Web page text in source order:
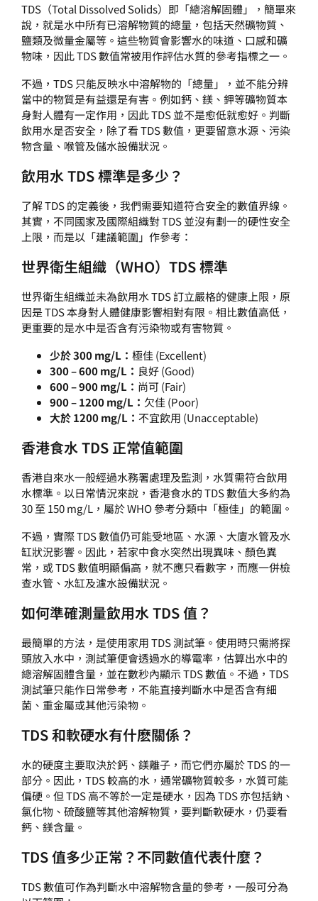
TDS（Total Dissolved Solids）即「總溶解固體」，簡單來
說，就是水中所有已溶解物質的總量，包括天然礦物質、
鹽類及微量金屬等。這些物質會影響水的味道、口感和礦
物味，因此 TDS 數值常被用作評估水質的參考指標之一。
不過，TDS 只能反映水中溶解物的「總量」，並不能分辨
當中的物質是有益還是有害。例如鈣、鎂、鉀等礦物質本
身對人體有一定作用，因此 TDS 並不是愈低就愈好。判斷
飲用水是否安全，除了看 TDS 數值，更要留意水源、污染
物含量、喉管及儲水設備狀況。
飲用水 TDS 標準是多少？
了解 TDS 的定義後，我們需要知道符合安全的數值界線。
其實，不同國家及國際組織對 TDS 並沒有劃一的硬性安全
上限，而是以「建議範圍」作參考：
世界衛生組織（WHO）TDS 標準
世界衛生組織並未為飲用水 TDS 訂立嚴格的健康上限，原
因是 TDS 本身對人體健康影響相對有限。相比數值高低，
更重要的是水中是否含有污染物或有害物質。
少於 300 mg/L： 極佳 (Excellent)
300 – 600 mg/L： 良好 (Good)
600 – 900 mg/L： 尚可 (Fair)
900 – 1200 mg/L： 欠佳 (Poor)
大於 1200 mg/L： 不宜飲用 (Unacceptable)
香港食水 TDS 正常值範圍
香港自來水一般經過水務署處理及監測，水質需符合飲用
水標準。以日常情況來說，香港食水的 TDS 數值大多約為
30 至 150 mg/L，屬於 WHO 參考分類中「極佳」的範圍。
不過，實際 TDS 數值仍可能受地區、水源、大廈水管及水
缸狀況影響。因此，若家中食水突然出現異味、顏色異
常，或 TDS 數值明顯偏高，就不應只看數字，而應一併檢
查水管、水缸及濾水設備狀況。
如何準確測量飲用水 TDS 值？
最簡單的方法，是使用家用 TDS 測試筆。使用時只需將探
頭放入水中，測試筆便會透過水的導電率，估算出水中的
總溶解固體含量，並在數秒內顯示 TDS 數值。不過，TDS
測試筆只能作日常參考，不能直接判斷水中是否含有細
菌、重金屬或其他污染物。
TDS 和軟硬水有什麽關係？
水的硬度主要取決於鈣、鎂離子，而它們亦屬於 TDS 的一
部分。因此，TDS 較高的水，通常礦物質較多，水質可能
偏硬。但 TDS 高不等於一定是硬水，因為 TDS 亦包括鈉、
氯化物、硫酸鹽等其他溶解物質，要判斷軟硬水，仍要看
鈣、鎂含量。
TDS 值多少正常？不同數值代表什麼？
TDS 數值可作為判斷水中溶解物含量的參考，一般可分為